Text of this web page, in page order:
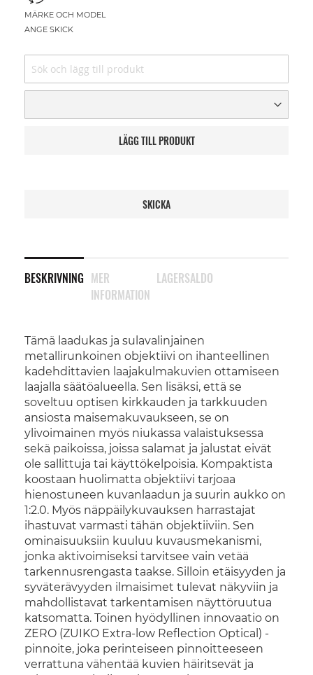
MÄRKE OCH MODEL
ANGE SKICK
LÄGG TILL PRODUKT
SKICKA
BESKRIVNING
Tämä laadukas ja sulavalinjainen
metallirunkoinen objektiivi on ihanteellinen
kadehdittavien laajakulmakuvien ottamiseen
laajalla säätöalueella. Sen lisäksi, että se
soveltuu optisen kirkkauden ja tarkkuuden
ansiosta maisemakuvaukseen, se on
ylivoimainen myös niukassa valaistuksessa
sekä paikoissa, joissa salamat ja jalustat eivät
ole sallittuja tai käyttökelpoisia. Kompaktista
koostaan huolimatta objektiivi tarjoaa
hienostuneen kuvanlaadun ja suurin aukko on
1:2.0. Myös näppäilykuvauksen harrastajat
ihastuvat varmasti tähän objektiiviin. Sen
ominaisuuksiin kuuluu kuvausmekanismi,
jonka aktivoimiseksi tarvitsee vain vetää
tarkennusrengasta taakse. Silloin etäisyyden ja
syväterävyyden ilmaisimet tulevat näkyviin ja
mahdollistavat tarkentamisen näyttöruutua
katsomatta. Toinen hyödyllinen innovaatio on
ZERO (ZUIKO Extra-low Reflection Optical) -
pinnoite, joka perinteiseen pinnoitteeseen
verrattuna vähentää kuvien häiritsevät ja
MER
INFORMATION
LAGERSALDO